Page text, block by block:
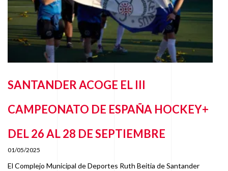
SANTANDER ACOGE EL III
CAMPEONATO DE ESPAÑA HOCKEY+
DEL 26 AL 28 DE SEPTIEMBRE
01/05/2025
El Complejo Municipal de Deportes Ruth Beitia de Santander